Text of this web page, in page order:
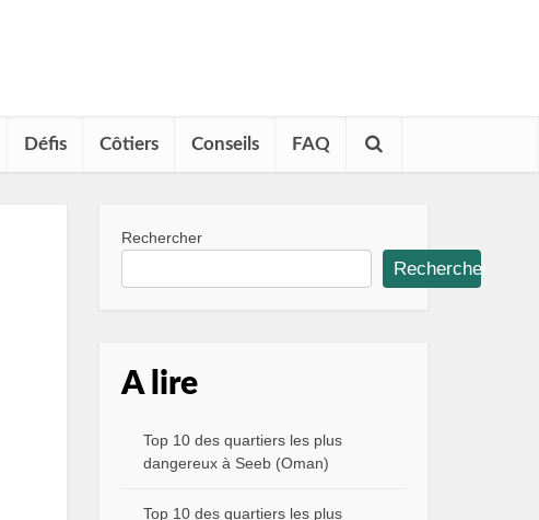
Défis Côtiers Conseils FAQ
Rechercher
Rechercher
A lire
Top 10 des quartiers les plus
dangereux à Seeb (Oman)
Top 10 des quartiers les plus